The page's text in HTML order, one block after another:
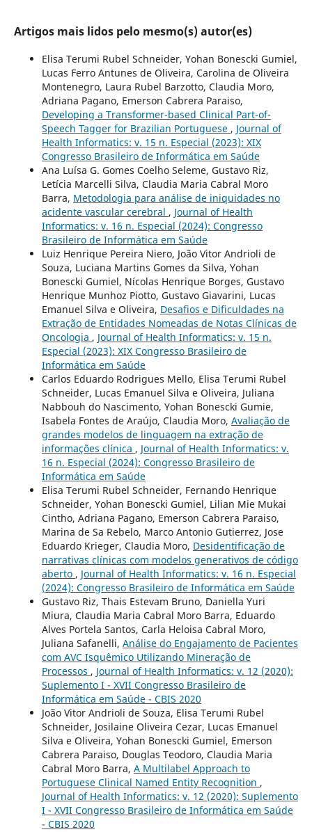
Artigos mais lidos pelo mesmo(s) autor(es)
Elisa Terumi Rubel Schneider, Yohan Bonescki Gumiel,
Lucas Ferro Antunes de Oliveira, Carolina de Oliveira
Montenegro, Laura Rubel Barzotto, Claudia Moro,
Adriana Pagano, Emerson Cabrera Paraiso,
Developing a Transformer-based Clinical Part-of-
Speech Tagger for Brazilian Portuguese , Journal of
Health Informatics: v. 15 n. Especial (2023): XIX
Congresso Brasileiro de Informática em Saúde
Ana Luísa G. Gomes Coelho Seleme, Gustavo Riz,
Letícia Marcelli Silva, Claudia Maria Cabral Moro
Barra, Metodologia para análise de iniquidades no
acidente vascular cerebral , Journal of Health
Informatics: v. 16 n. Especial (2024): Congresso
Brasileiro de Informática em Saúde
Luiz Henrique Pereira Niero, João Vitor Andrioli de
Souza, Luciana Martins Gomes da Silva, Yohan
Bonescki Gumiel, Nícolas Henrique Borges, Gustavo
Henrique Munhoz Piotto, Gustavo Giavarini, Lucas
Emanuel Silva e Oliveira, Desafios e Dificuldades na
Extração de Entidades Nomeadas de Notas Clínicas de
Oncologia , Journal of Health Informatics: v. 15 n.
Especial (2023): XIX Congresso Brasileiro de
Informática em Saúde
Carlos Eduardo Rodrigues Mello, Elisa Terumi Rubel
Schneider, Lucas Emanuel Silva e Oliveira, Juliana
Nabbouh do Nascimento, Yohan Bonescki Gumie,
Isabela Fontes de Araújo, Claudia Moro, Avaliação de
grandes modelos de linguagem na extração de
informações clínica , Journal of Health Informatics: v.
16 n. Especial (2024): Congresso Brasileiro de
Informática em Saúde
Elisa Terumi Rubel Schneider, Fernando Henrique
Schneider, Yohan Bonescki Gumiel, Lilian Mie Mukai
Cintho, Adriana Pagano, Emerson Cabrera Paraiso,
Marina de Sa Rebelo, Marco Antonio Gutierrez, Jose
Eduardo Krieger, Claudia Moro, Desidentificação de
narrativas clínicas com modelos generativos de código
aberto , Journal of Health Informatics: v. 16 n. Especial
(2024): Congresso Brasileiro de Informática em Saúde
Gustavo Riz, Thais Estevam Bruno, Daniella Yuri
Miura, Claudia Maria Cabral Moro Barra, Eduardo
Alves Portela Santos, Carla Heloisa Cabral Moro,
Juliana Safanelli, Análise do Engajamento de Pacientes
com AVC Isquêmico Utilizando Mineração de
Processos , Journal of Health Informatics: v. 12 (2020):
Suplemento I - XVII Congresso Brasileiro de
Informática em Saúde - CBIS 2020
João Vitor Andrioli de Souza, Elisa Terumi Rubel
Schneider, Josilaine Oliveira Cezar, Lucas Emanuel
Silva e Oliveira, Yohan Bonescki Gumiel, Emerson
Cabrera Paraiso, Douglas Teodoro, Claudia Maria
Cabral Moro Barra, A Multilabel Approach to
Portuguese Clinical Named Entity Recognition ,
Journal of Health Informatics: v. 12 (2020): Suplemento
I - XVII Congresso Brasileiro de Informática em Saúde
- CBIS 2020